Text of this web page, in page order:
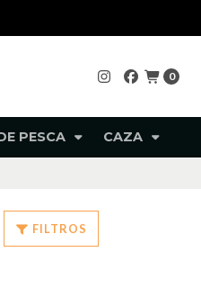
0
PESCA CAZA
FILTROS